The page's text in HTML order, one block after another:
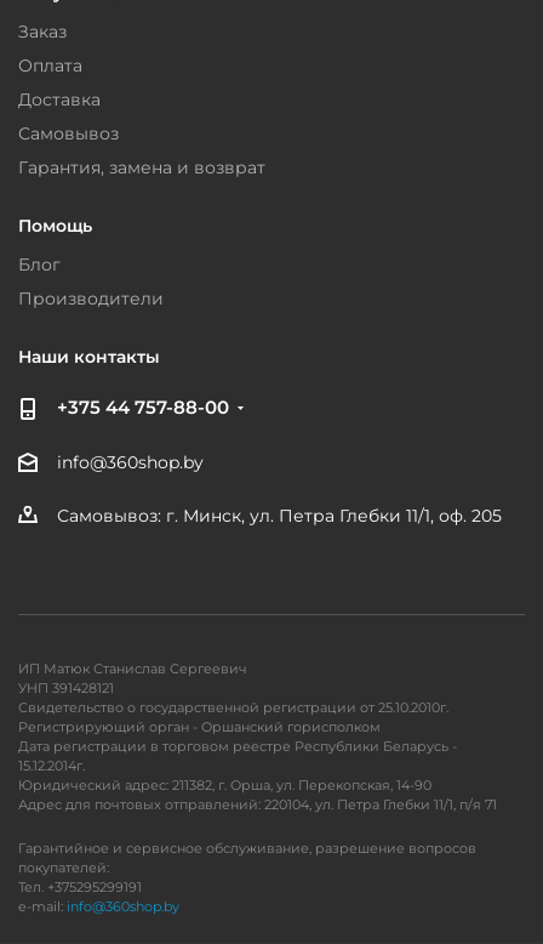
Заказ
Оплата
Доставка
Самовывоз
Гарантия, замена и возврат
Помощь
Блог
Производители
Наши контакты
+375 44 757-88-00
info@360shop.by
Самовывоз: г. Минск, ул. Петра Глебки 11/1, оф. 205
ИП Матюк Станислав Сергеевич
УНП 391428121
Свидетельство о государственной регистрации от 25.10.2010г.
Регистрирующий орган - Оршанский горисполком
Дата регистрации в торговом реестре Республики Беларусь -
15.12.2014г.
Юридический адрес: 211382, г. Орша, ул. Перекопская, 14-90
Адрес для почтовых отправлений: 220104, ул. Петра Глебки 11/1, п/я 71
Гарантийное и сервисное обслуживание, разрешение вопросов
покупателей:
Тел. +375295299191
e-mail: info@360shop.by